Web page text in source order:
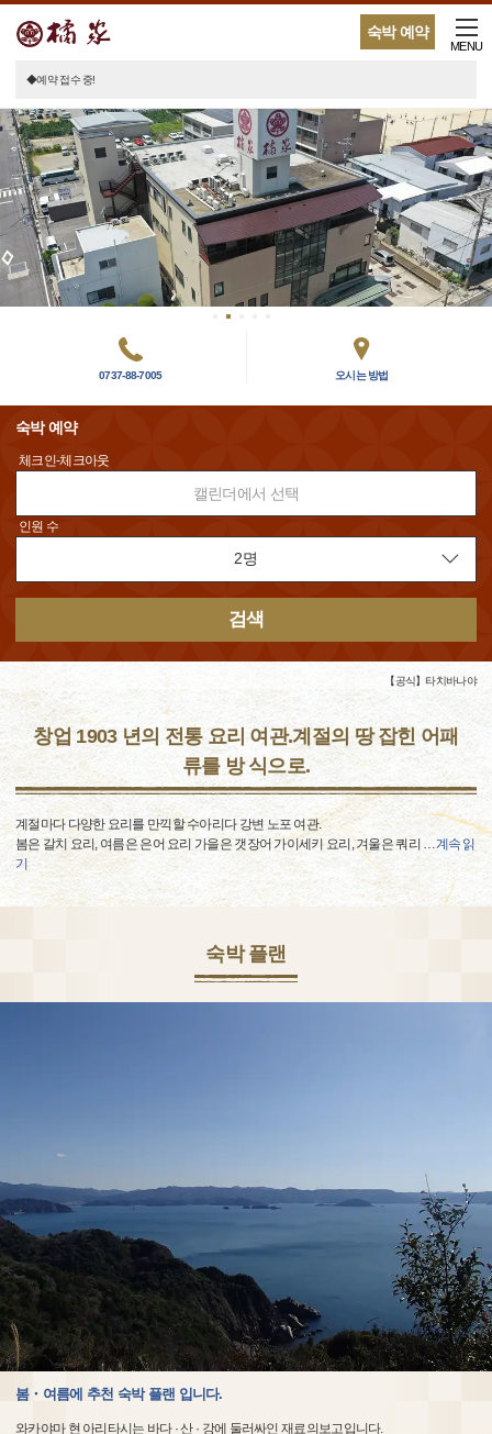
숙박 예약
MENU
◆예약 접수 중!
0737-88-7005 오시는 방법
숙박 예약
체크인-체크아웃
캘린더에서 선택
인원 수
검색
【공식】타치바나야
창업 1903 년의 전통 요리 여관.계절의 땅 잡힌 어패
류를 방 식으로.
계절마다 다양한 요리를 만끽할 수아리다 강변 노포 여관.
봄은 갈치 요리, 여름은 은어 요리 가을은 갯장어 가이세키 요리, 겨울은 쿼리 …계속 읽
기
숙박 플랜
봄・여름에 추천 숙박 플랜 입니다.
와카야마 현 아리타시는 바다 · 산 · 강에 둘러싸인 재료의보고입니다.